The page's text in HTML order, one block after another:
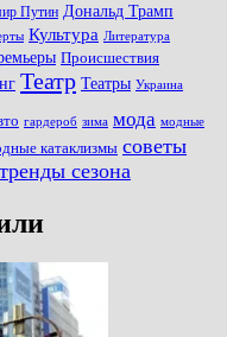
Путин Дональд Трамп
Культура Литература
Происшествия
Театр Театры Украина
гардероб зима мода модные
катаклизмы советы
тренды сезона